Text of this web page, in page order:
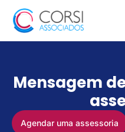
biocamp
Mensagem
Agendar uma assessoria